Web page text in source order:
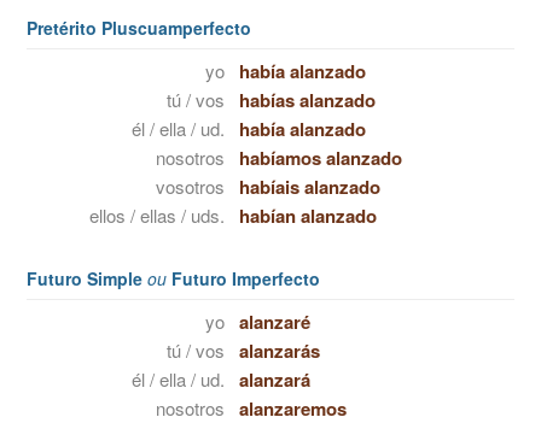
Pretérito Pluscuamperfecto
yo había alanzado
tú / vos habías alanzado
él / ella / ud. había alanzado
nosotros habíamos alanzado
vosotros habíais alanzado
ellos / ellas / uds. habían alanzado
Futuro Simple ou Futuro Imperfecto
yo alanzaré
tú / vos alanzarás
él / ella / ud. alanzará
nosotros alanzaremos